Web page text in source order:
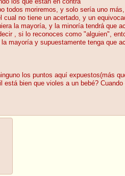
los que están en contra
todos moriremos, y solo sería uno
no tiene un acertado, y un
la mayoría, y la minoría tendrá que
, si lo reconoces como "alguien",
mayoría y supuestamente tenga que
los puntos aquí expuestos(más
bien que violes a un bebé?